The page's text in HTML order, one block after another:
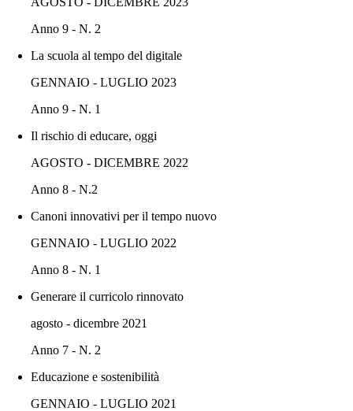
Anno 9 - N. 2
La scuola al tempo del digitale
GENNAIO - LUGLIO 2023
Anno 9 - N. 1
Il rischio di educare, oggi
AGOSTO - DICEMBRE 2022
Anno 8 - N.2
Canoni innovativi per il tempo nuovo
GENNAIO - LUGLIO 2022
Anno 8 - N. 1
Generare il curricolo rinnovato
agosto - dicembre 2021
Anno 7 - N. 2
Educazione e sostenibilità
GENNAIO - LUGLIO 2021